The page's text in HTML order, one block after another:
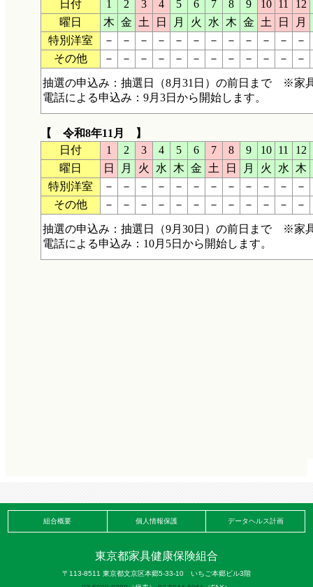
組合概要 個人情報保護 データヘルス計画
東京都家具健康保険組合
〒113-8511 東京都文京区本郷5-33-10 いちご本郷ビル3階